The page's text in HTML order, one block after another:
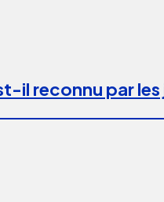
il reconnu par les